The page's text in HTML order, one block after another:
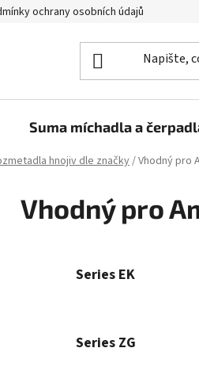
ochrany osobních údajů
Suma míchadla a
hnojiv dle značky/Vhodný pro
Vhodný pro
Series EK
Series ZG